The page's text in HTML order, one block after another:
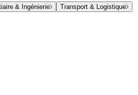
& Ingénierie Transport & Logistique